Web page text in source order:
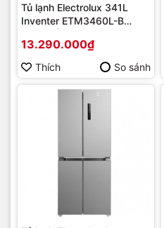
Tủ lạnh Electrolux 341L
Inventer ETM3460L-B
13.290.000₫
Thích So sánh